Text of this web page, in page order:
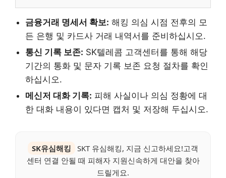
금융거래 명세서 확보: 해킹 의심 시점 전후의 모
든 은행 및 카드사 거래 내역서를 준비하십시오.
통신 기록 보존: SK텔레콤 고객센터를 통해 해당
기간의 통화 및 문자 기록 보존 요청 절차를 확인
하십시오.
메신저 대화 기록: 피해 사실이나 의심 정황에 대
한 대화 내용이 있다면 캡처 및 저장해 두십시오.
SK유심해킹
SKT 유심해킹, 지금 신고하세요!고객
센터 연결 안될 때 피해자 지원신속하게 대안을 찾아
드릴게요.